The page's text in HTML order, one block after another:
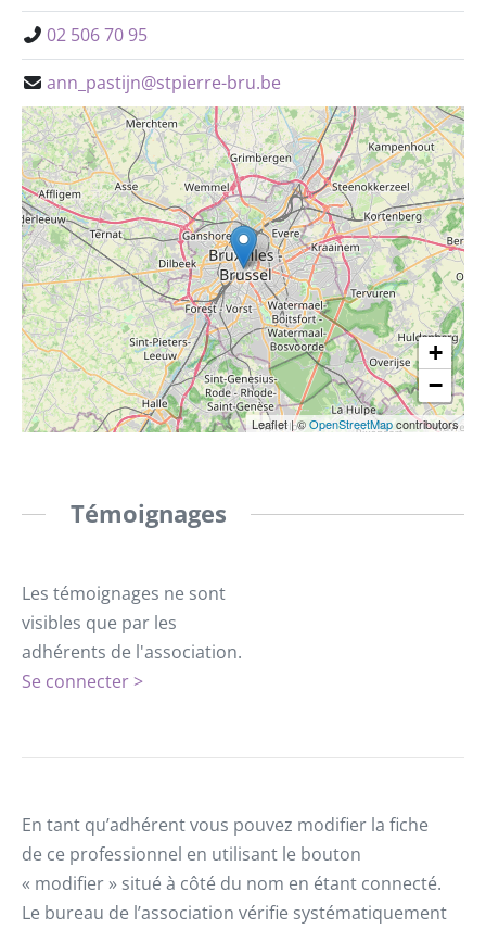
02 506 70 95
ann_pastijn@stpierre-bru.be
+
−
Leaflet|©OpenStreetMapcontributors
Témoignages
Les témoignages ne sont
visibles que par les
adhérents de l'association.
Se connecter >
En tant qu’adhérent vous pouvez modifier la fiche
de ce professionnel en utilisant le bouton
« modifier » situé à côté du nom en étant connecté.
Le bureau de l’association vérifie systématiquement